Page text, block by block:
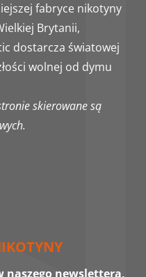
fabryce nikotyny
Brytanii,
dostarcza światowej
wolnej od dymu
skierowane są
naszego newslettera,